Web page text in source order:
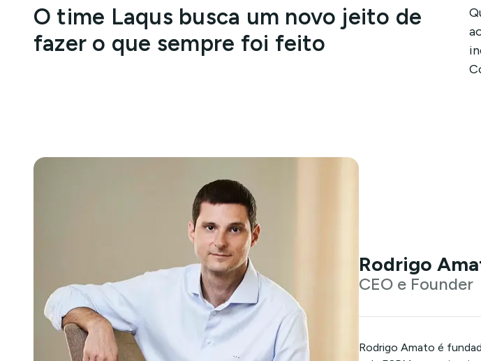
O time Laqus busca um novo jeito de
fazer o que sempre foi feito
Rodrigo
CEO e Founder
Rodrigo Amato é